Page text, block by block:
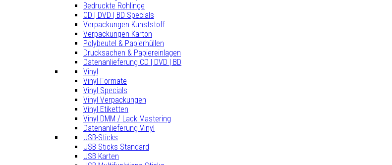
Bedruckte Rohlinge
CD | DVD | BD Specials
Verpackungen Kunststoff
Verpackungen Karton
Polybeutel & Papierhüllen
Drucksachen & Papiereinlagen
Datenanlieferung CD | DVD | BD
Vinyl
Vinyl Formate
Vinyl Specials
Vinyl Verpackungen
Vinyl Etiketten
Vinyl DMM / Lack Mastering
Datenanlieferung Vinyl
USB-Sticks
USB Sticks Standard
USB Karten